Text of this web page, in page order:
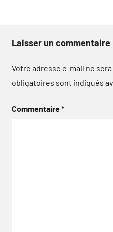
Laisser un commentaire
Votre adresse e-mail ne sera
obligatoires sont indiqués
Commentaire*